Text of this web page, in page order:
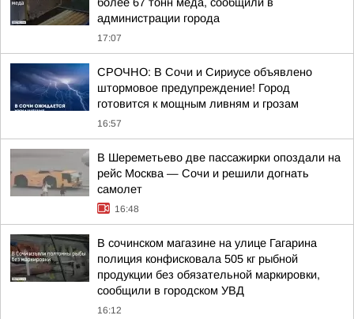
администрации города
17:07
СРОЧНО: В Сочи и Сириусе объявлено
штормовое предупреждение! Город
готовится к мощным ливням и грозам
16:57
В Шереметьево две пассажирки опоздали на
рейс Москва — Сочи и решили догнать
самолет
16:48
В сочинском магазине на улице Гагарина
полиция конфисковала 505 кг рыбной
продукции без обязательной маркировки,
сообщили в городском УВД
16:12